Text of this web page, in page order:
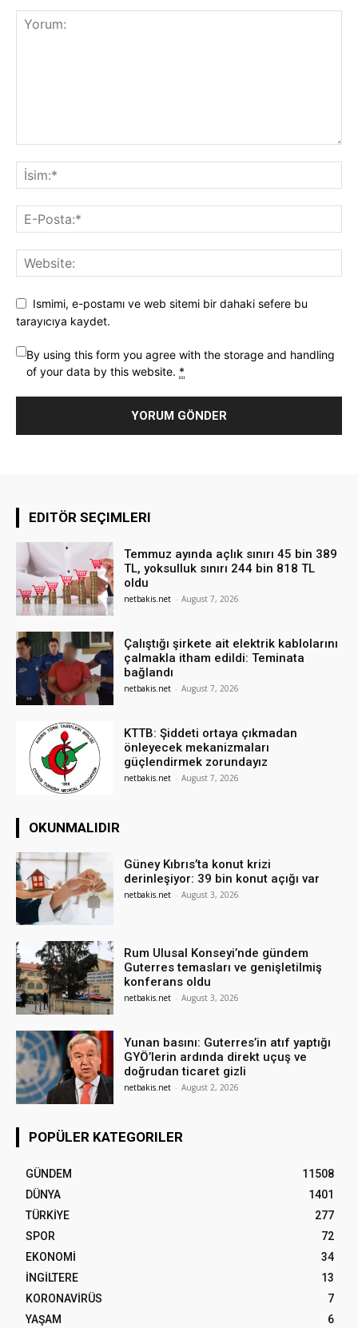
Ismimi, e-postamı ve web sitemi bir dahaki sefere bu
tarayıcıya kaydet.
By using this form you agree with the storage and handling
of your data by this website. *
EDITÖR SEÇIMLERI
Temmuz ayında açlık sınırı 45 bin 389
TL, yoksulluk sınırı 244 bin 818 TL
oldu
netbakis.net - August 7, 2026
Çalıştığı şirkete ait elektrik kablolarını
çalmakla itham edildi: Teminata
bağlandı
netbakis.net - August 7, 2026
KTTB: Şiddeti ortaya çıkmadan
önleyecek mekanizmaları
güçlendirmek zorundayız
netbakis.net - August 7, 2026
OKUNMALIDIR
Güney Kıbrıs’ta konut krizi
derinleşiyor: 39 bin konut açığı var
netbakis.net - August 3, 2026
Rum Ulusal Konseyi’nde gündem
Guterres temasları ve genişletilmiş
konferans oldu
netbakis.net - August 3, 2026
Yunan basını: Guterres’in atıf yaptığı
GYÖ’lerin ardında direkt uçuş ve
doğrudan ticaret gizli
netbakis.net - August 2, 2026
POPÜLER KATEGORILER
GÜNDEM
11508
DÜNYA
1401
TÜRKİYE
277
SPOR
72
EKONOMİ
34
İNGİLTERE
13
KORONAVİRÜS
7
YAŞAM
6